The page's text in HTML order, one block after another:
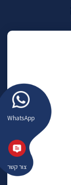
WhatsApp
צור קשר